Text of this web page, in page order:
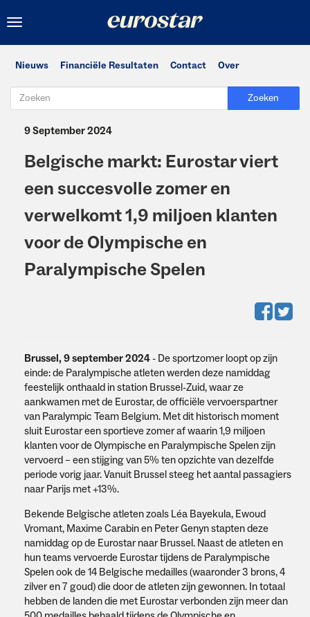
Toggle
Nieuws Financiële Resultaten Contact Over
Zoeken
9 September 2024
Belgische markt: Eurostar viert
een succesvolle zomer en
verwelkomt 1,9 miljoen klanten
voor de Olympische en
Paralympische Spelen
Brussel, 9 september 2024 - De sportzomer loopt op zijn
einde: de Paralympische atleten werden deze namiddag
feestelijk onthaald in station Brussel-Zuid, waar ze
aankwamen met de Eurostar, de officiële vervoerspartner
van Paralympic Team Belgium. Met dit historisch moment
sluit Eurostar een sportieve zomer af waarin 1,9 miljoen
klanten voor de Olympische en Paralympische Spelen zijn
vervoerd – een stijging van 5% ten opzichte van dezelfde
periode vorig jaar. Vanuit Brussel steeg het aantal passagiers
naar Parijs met +13%.
Bekende Belgische atleten zoals Léa Bayekula, Ewoud
Vromant, Maxime Carabin en Peter Genyn stapten deze
namiddag op de Eurostar naar Brussel. Naast de atleten en
hun teams vervoerde Eurostar tijdens de Paralympische
Spelen ook de 14 Belgische medailles (waaronder 3 brons, 4
zilver en 7 goud) die door de atleten zijn gewonnen. In totaal
hebben de landen die met Eurostar verbonden zijn meer dan